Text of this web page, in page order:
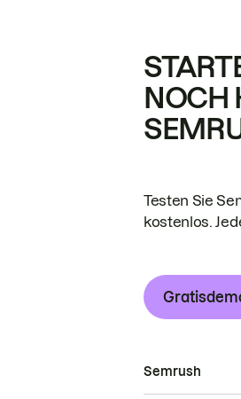
NOCH
Testen Sie
kostenlos.
Semrush